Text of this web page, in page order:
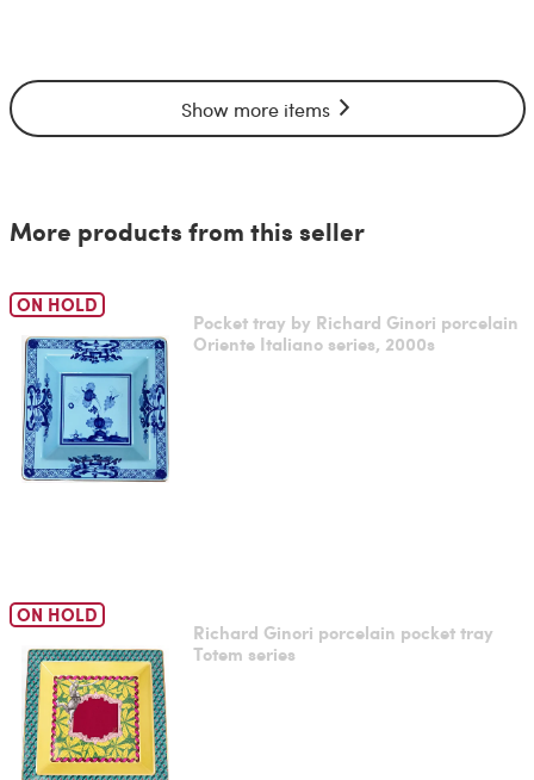
Show more items
More products from this seller
ON HOLD
Pocket tray by Richard Ginori porcelain
Oriente Italiano series, 2000s
ON HOLD
Richard Ginori porcelain pocket tray
Totem series